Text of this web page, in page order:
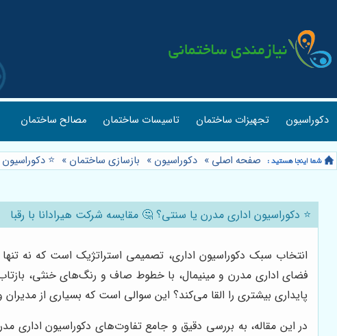
دکوراسیون تجهیزات ساختمان تاسیسات ساختمان مصالح ساختمان
صفحه اصلی » دکوراسیون » بازسازی ساختمان »
⭐️
⭐️ دکوراسیون اداری مدرن یا سنتی؟ 🤔 مقایسه شرکت هیرادانا با رقبا
انتخاب سبک دکوراسیون اداری، تصمیمی استراتژیک است که نه
فضای اداری مدرن و مینیمال، با خطوط صاف و رنگ‌های خنثی،
پایداری بیشتری را القا می‌کند؟ این سوالی است که بسیاری از
در این مقاله، به بررسی دقیق و جامع تفاوت‌های دکوراسیون اداری